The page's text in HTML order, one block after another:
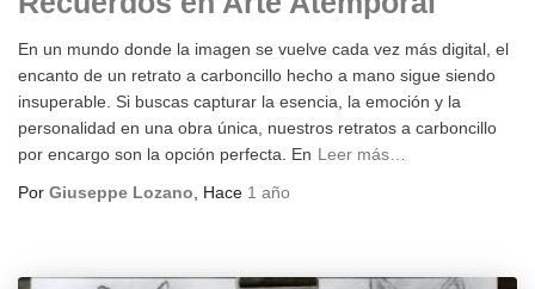
En un mundo donde la imagen se vuelve cada vez más digital, el
encanto de un retrato a carboncillo hecho a mano sigue siendo
insuperable. Si buscas capturar la esencia, la emoción y la
personalidad en una obra única, nuestros retratos a carboncillo
por encargo son la opción perfecta. En Leer más…
Por Giuseppe Lozano, Hace 1 año